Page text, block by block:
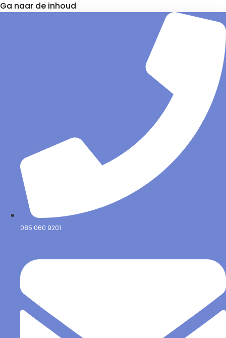
Ga naar de inhoud
085 060 9201